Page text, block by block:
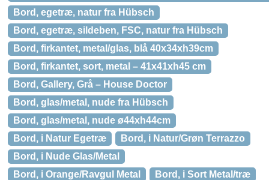
Bord, egetræ, natur fra Hübsch
Bord, egetræ, sildeben, FSC, natur fra Hübsch
Bord, firkantet, metal/glas, blå 40x34xh39cm
Bord, firkantet, sort, metal – 41x41xh45 cm
Bord, Gallery, Grå – House Doctor
Bord, glas/metal, nude fra Hübsch
Bord, glas/metal, nude ø44xh44cm
Bord, i Natur Egetræ
Bord, i Natur/Grøn Terrazzo
Bord, i Nude Glas/Metal
Bord, i Orange/Ravgul Metal
Bord, i Sort Metal/træ